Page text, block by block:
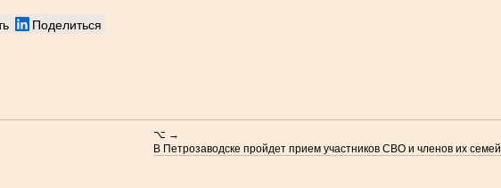
Поделиться
⌥ →
В Петрозаводске пройдет прием участников СВО и членов их семей